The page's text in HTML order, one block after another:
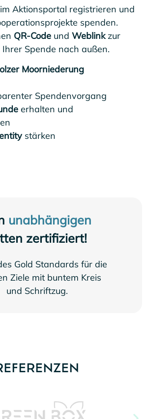
im Aktionsportal registrieren und
spenden.
QR-Code und Weblinkzur
Ihrer Spende nach außen.
Moorniederung
Spendenvorgang
erhalten und
stärken
unabhängigen
zertifiziert!